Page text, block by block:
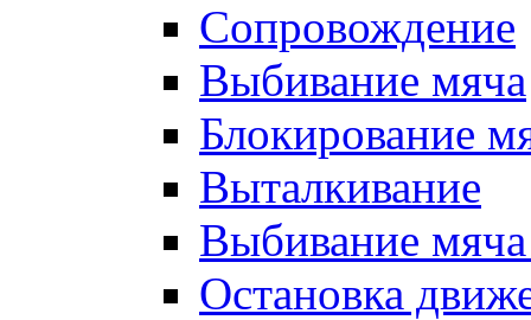
Сопровождение
Выбивание мяча
Блокирование
Выталкивание
Выбивание
Остановка